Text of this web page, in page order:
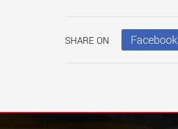
SHARE ON Facebook